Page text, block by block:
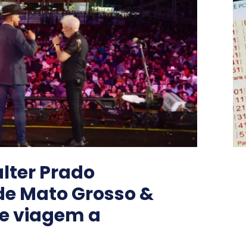
Prado
Mato Grosso &
viagem a